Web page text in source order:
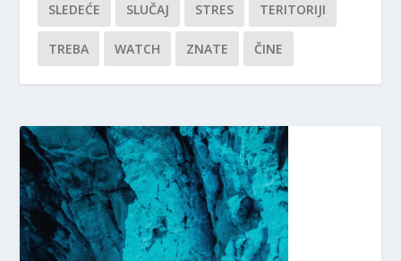
SLEDEĆE SLUČAJ STRES TERITORIJI
TREBA WATCH ZNATE ČINE